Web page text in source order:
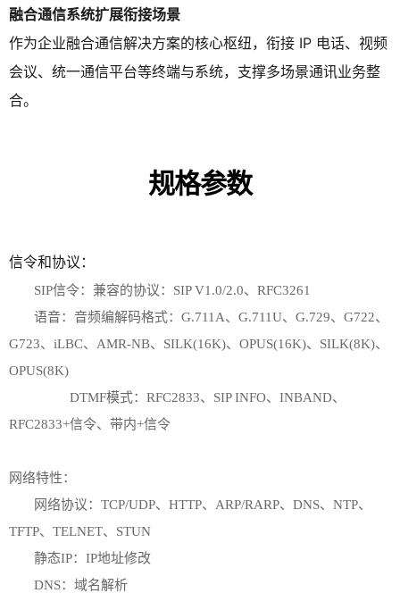
融合通信系统扩展衔接场景
作为企业融合通信解决方案的核心枢纽，衔接 IP 电话、视频
会议、统一通信平台等终端与系统，支撑多场景通讯业务整
合。
规格参数
信令和协议：
SIP信令：兼容的协议：SIP V1.0/2.0、RFC3261
语音：音频编解码格式：G.711A、G.711U、G.729、G722、
G723、iLBC、AMR-NB、SILK(16K)、OPUS(16K)、SILK(8K)、
OPUS(8K)
DTMF模式：RFC2833、SIP INFO、INBAND、
RFC2833+信令、带内+信令
网络特性：
网络协议：TCP/UDP、HTTP、ARP/RARP、DNS、NTP、
TFTP、TELNET、STUN
静态IP：IP地址修改
DNS：域名解析